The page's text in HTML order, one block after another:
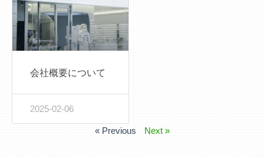
会社概要について
2025-02-06
« Previous Next »